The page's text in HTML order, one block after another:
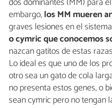
embargo,los MM mueren
graves lesiones en el
o cymric que conocemos
nazcan gatitos de estas
Lo ideal es que uno de los
otro sea un gato de cola
no presenta estos genes, o
sean cymric pero no tengan